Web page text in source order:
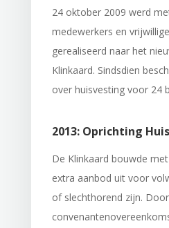
24 oktober 2009 werd
medewerkers en
gerealiseerd naar het
Klinkaard. Sindsdien
over huisvesting voor 24
2013: Oprichting
De Klinkaard bouwde
extra aanbod uit voor
of slechthorend zijn.